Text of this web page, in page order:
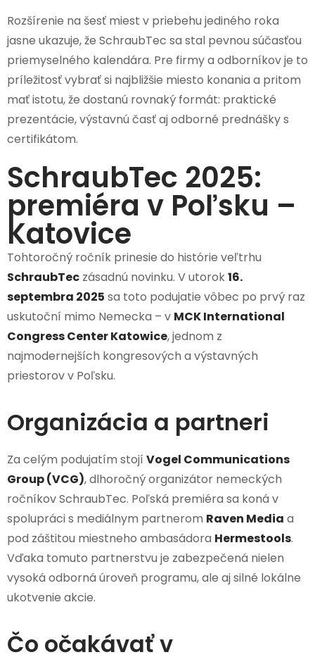
Rozšírenie na šesť miest v priebehu jediného roka
jasne ukazuje, že SchraubTec sa stal pevnou súčasťou
priemyselného kalendára. Pre firmy a odborníkov je to
príležitosť vybrať si najbližšie miesto konania a pritom
mať istotu, že dostanú rovnaký formát: praktické
prezentácie, výstavnú časť aj odborné prednášky s
certifikátom.
SchraubTec 2025:
premiéra v Poľsku –
Katovice
Tohtoročný ročník prinesie do histórie veľtrhu
SchraubTec zásadnú novinku. V utorok16.
septembra 2025 sa toto podujatie vôbec po prvý raz
uskutoční mimo Nemecka – v MCK International
Congress Center Katowice, jednom z
najmodernejších kongresových a výstavných
priestorov v Poľsku.
Organizácia a partneri
Za celým podujatím stojí Vogel Communications
Group (VCG), dlhoročný organizátor nemeckých
ročníkov SchraubTec. Poľská premiéra sa koná v
spolupráci s mediálnym partnerom Raven Media a
pod záštitou miestneho ambasádora Hermestools.
Vďaka tomuto partnerstvu je zabezpečená nielen
vysoká odborná úroveň programu, ale aj silné lokálne
ukotvenie akcie.
Čo očakávať v